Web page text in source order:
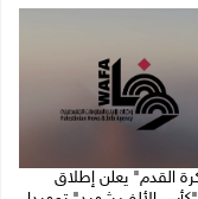
القدم" يعلن إطلاق